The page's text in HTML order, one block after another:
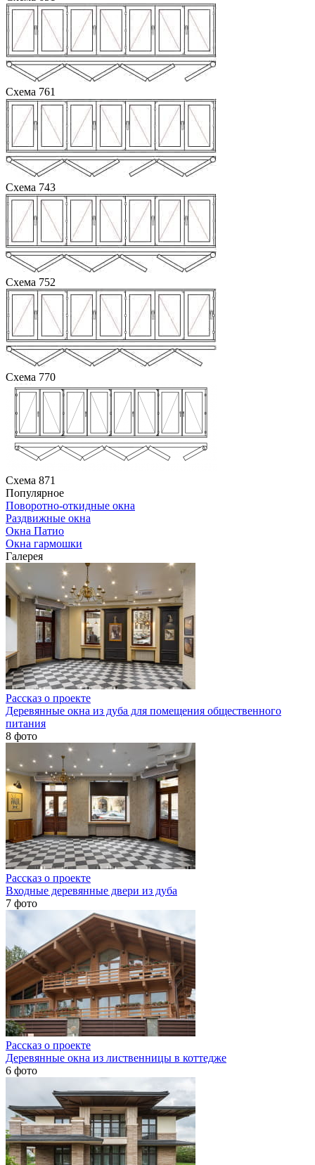
Схема 761
Схема 743
Схема 752
Схема 770
Схема 871
Популярное
Поворотно-откидные окна
Раздвижные окна
Окна Патио
Окна гармошки
Галерея
Рассказ о проекте
Деревянные окна из дуба для помещения общественного
питания
8 фото
Рассказ о проекте
Входные деревянные двери из дуба
7 фото
Рассказ о проекте
Деревянные окна из лиственницы в коттедже
6 фото